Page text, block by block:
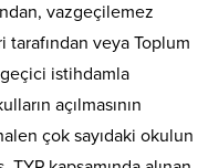
vazgeçilemez
veya Toplum
geçici istihdamla
açılmasının
çok sayıdaki okulun